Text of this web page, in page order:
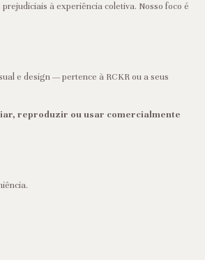
à experiência coletiva. Nosso foco é
e design — pertence à RCKR ou a seus
reproduzir ou usar comercialmente